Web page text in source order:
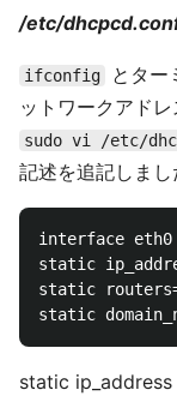
/etc/
ifconfig
とター
ットワークアドレ
sudo vi /etc/
記述を追記しまし
interface eth0
static
static
static ip_address